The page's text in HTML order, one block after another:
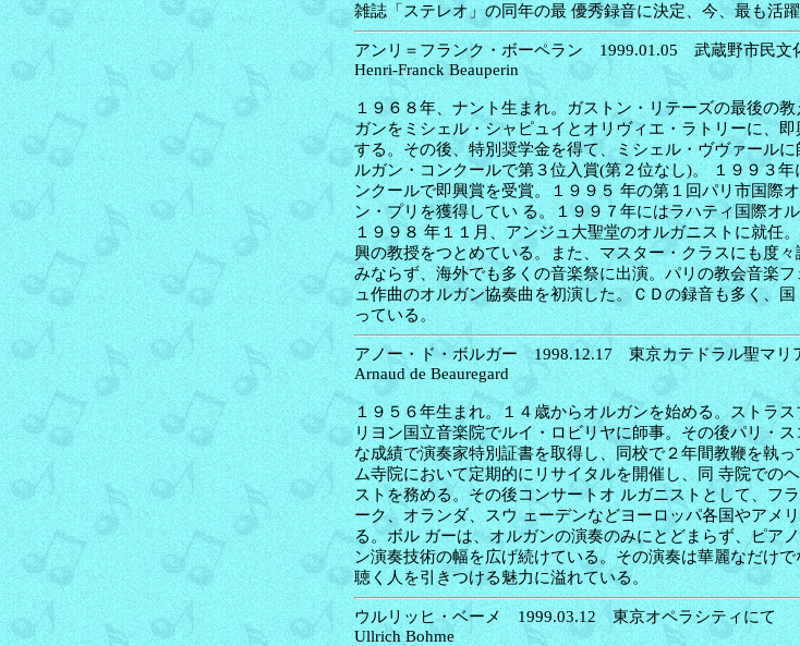
雑誌「ステレオ」の同年の最 優秀録音に決定、今、最も活
アンリ＝フランク・ボーペラン 1999.01.05 武蔵野市民文
Henri-Franck Beauperin
１９６８年、ナント生まれ。ガストン・リテーズの最後の
ガンをミシェル・シャピュイとオリヴィエ・ラトリーに、
する。その後、特別奨学金を得て、ミシェル・ヴヴァール
ルガン・コンクールで第３位入賞(第２位なし)。 １９９３
ンクールで即興賞を受賞。１９９５ 年の第１回パリ市国際
ン・プリを獲得してい る。１９９７年にはラハティ国際オ
１９９８ 年１１月、アンジュ大聖堂のオルガニストに就任
興の教授をつとめている。また、マスター・クラスにも度
みならず、海外でも多くの音楽祭に出演。パリの教会音楽
ュ作曲のオルガン協奏曲を初演した。ＣＤの録音も多く、
っている。
アノー・ド・ボルガー 1998.12.17 東京カテドラル聖マリ
Arnaud de Beauregard
１９５６年生まれ。１４歳からオルガンを始める。ストラ
リヨン国立音楽院でルイ・ロビリヤに師事。その後パリ・
な成績で演奏家特別証書を取得し、同校で２年間教鞭を執
ム寺院において定期的にリサイタルを開催し、同 寺院での
ストを務める。その後コンサートオ ルガニストとして、フ
ーク、オランダ、スウ ェーデンなどヨーロッパ各国やアメ
る。ボル ガーは、オルガンの演奏のみにとどまらず、ピア
ン演奏技術の幅を広げ続けている。その演奏は華麗なだけ
聴く人を引きつける魅力に溢れている。
ウルリッヒ・ベーメ 1999.03.12 東京オペラシティにて
Ullrich Bohme